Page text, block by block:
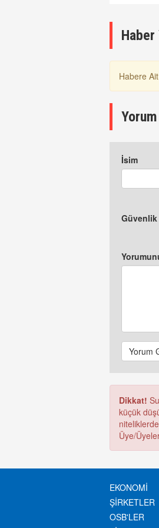
Haber
Habere
Yorum
İsim
Yorum
Dikkat!
küçük
Üye/
EKONOMİ
ŞİRKETLER
OSB'LER